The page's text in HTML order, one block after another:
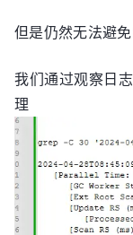
但是仍然无法避
我们通过观察日